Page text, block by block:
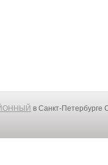
в Санкт-Петербурге